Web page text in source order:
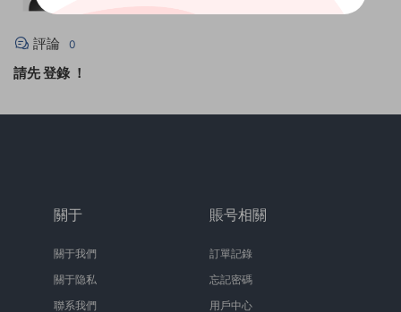
評論 0
請先登錄 ！
關于
關于我們
關于隐私
聯系我們
賬号相關
訂單記錄
忘記密碼
用戶中心